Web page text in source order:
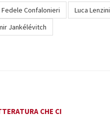
Fedele Confalonieri Luca Lenzini
Jankélévitch
CHE CI